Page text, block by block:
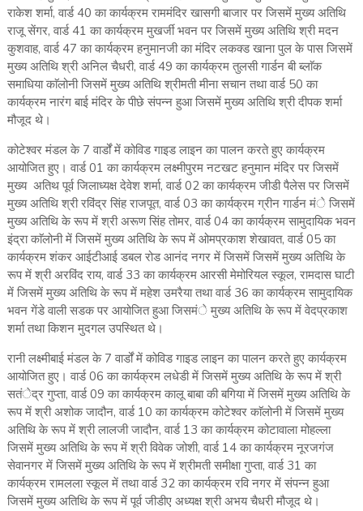
राकेश शर्मा, वार्ड 40 का कार्यक्रम राममंदिर खासगी बाजार पर जिसमें मुख्य अतिथि
राजू सेंगर, वार्ड 41 का कार्यक्रम मुखर्जी भवन पर जिसमें मुख्य अतिथि श्री मदन
कुशवाह, वार्ड 47 का कार्यक्रम हनुमानजी का मंदिर लकक्ड खाना पुल के पास जिसमें
मुख्य अतिथि श्री अनिल चैधरी, वार्ड 49 का कार्यक्रम तुलसी गार्डन बी ब्लाॅक
समाधिया काॅलोनी जिसमें मुख्य अतिथि श्रीमती मीना सचान तथा वार्ड 50 का
कार्यक्रम नारंग बाई मंदिर के पीछे संपन्न हुआ जिसमें मुख्य अतिथि श्री दीपक शर्मा
मौजूद थे।
कोटेश्वर मंडल के 7 वार्डों में कोविड गाइड लाइन का पालन करते हुए कार्यक्रम
आयोजित हुए। वार्ड 01 का कार्यक्रम लक्ष्मीपुरम नटखट हनुमान मंदिर पर जिसमें
मुख्य अतिथ पूर्व जिलाध्यक्ष देवेश शर्मा, वार्ड 02 का कार्यक्रम जीडी पैलेस पर जिसमें
मुख्य अतिथि श्री रविंद्र सिंह राजपूत, वार्ड 03 का कार्यक्रम ग्रीन गार्डन मंे जिसमें
मुख्य अतिथि के रूप में श्री अरूण सिंह तोमर, वार्ड 04 का कार्यक्रम सामुदायिक भवन
इंद्रा काॅलोनी में जिसमें मुख्य अतिथि के रूप में ओमप्रकाश शेखावत, वार्ड 05 का
कार्यक्रम शंकर आईटीआई डबल रोड आनंद नगर में जिसमें जिसमें मुख्य अतिथि के
रूप में श्री अरविंद राय, वार्ड 33 का कार्यक्रम आरसी मेमोरियल स्कूल, रामदास घाटी
में जिसमें मुख्य अतिथि के रूप में महेश उमरैया तथा वार्ड 36 का कार्यक्रम सामुदायिक
भवन गेंडे वाली सडक पर आयोजित हुआ जिसमंे मुख्य अतिथि के रूप में वेदप्रकाश
शर्मा तथा किशन मुदगल उपस्थित थे।
रानी लक्ष्मीबाई मंडल के 7 वार्डों में कोविड गाइड लाइन का पालन करते हुए कार्यक्रम
आयोजित हुए। वार्ड 06 का कार्यक्रम लधेडी में जिसमें मुख्य अतिथि के रूप में श्री
सतंेद्र गुप्ता, वार्ड 09 का कार्यक्रम कालू बाबा की बगिया में जिसमें मुख्य अतिथि के
रूप में श्री अशोक जादौन, वार्ड 10 का कार्यक्रम कोटेश्वर काॅलोनी में जिसमें मुख्य
अतिथि के रूप में श्री लालजी जादौन, वार्ड 13 का कार्यक्रम कोटावाला मोहल्ला
जिसमें मुख्य अतिथि के रूप में श्री विवेक जोशी, वार्ड 14 का कार्यक्रम नूरजगंज
सेवानगर में जिसमें मुख्य अतिथि के रूप में श्रीमती समीक्षा गुप्ता, वार्ड 31 का
कार्यक्रम रामलला स्कूल में तथा वार्ड 32 का कार्यक्रम रवि नगर में संपन्न हुआ
जिसमें मुख्य अतिथि के रूप में पूर्व जीडीए अध्यक्ष श्री अभय चैधरी मौजूद थे।